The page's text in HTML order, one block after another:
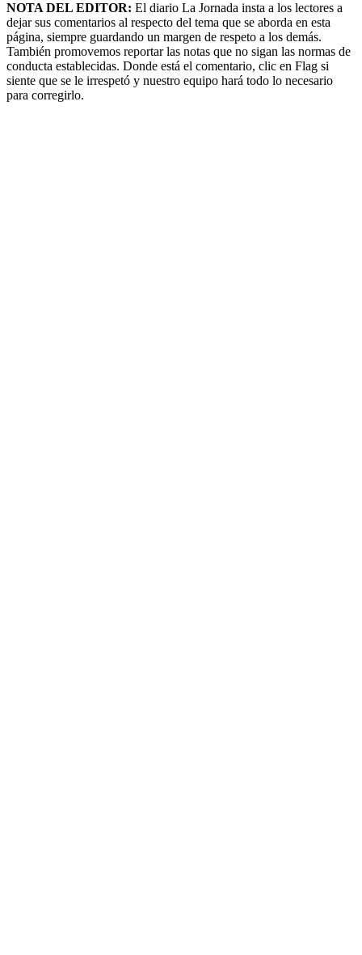
NOTA DEL EDITOR: El diario La Jornada insta a los lectores a
dejar sus comentarios al respecto del tema que se aborda en esta
página, siempre guardando un margen de respeto a los demás.
También promovemos reportar las notas que no sigan las normas de
conducta establecidas. Donde está el comentario, clic en Flag si
siente que se le irrespetó y nuestro equipo hará todo lo necesario
para corregirlo.